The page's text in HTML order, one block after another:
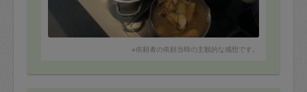
※依頼者の依頼当時の主観的な感想です。